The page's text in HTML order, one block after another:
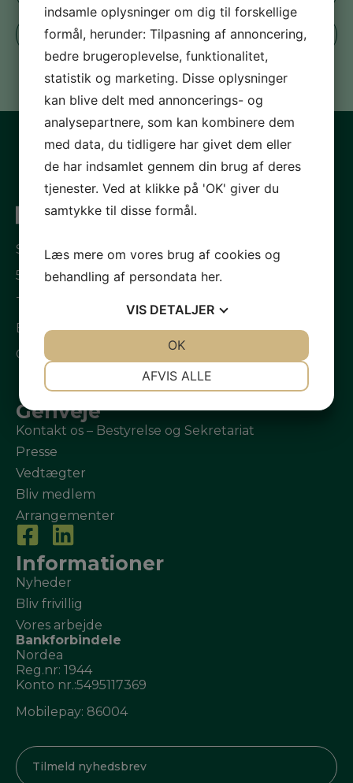
Bliv medlem
Strandbakken 15
5700 Svendborg
Tlf.
+45 21 47 55 44
E-mail.sek@hospice.dk
CVR.Nr. 28829477
Genveje
Kontakt os – Bestyrelse og Sekretariat
Presse
Vedtægter
Bliv medlem
Arrangementer
Informationer
Nyheder
Bliv frivillig
Vores arbejde
Bankforbindele
Nordea
Reg.nr: 1944
Konto nr.:5495117369
Mobilepay: 86004
Tilmeld nyhedsbrev
indsamle oplysninger om dig til forskellige
formål, herunder: Tilpasning af annoncering,
bedre brugeroplevelse, funktionalitet,
statistik og marketing. Disse oplysninger
kan blive delt med annoncerings- og
analysepartnere, som kan kombinere dem
med data, du tidligere har givet dem eller
de har indsamlet gennem din brug af deres
tjenester. Ved at klikke på 'OK' giver du
samtykke til disse formål.
Læs mere om vores brug af cookies og
behandling af persondata her.
VIS DETALJER
MARKETING STATISTIK
AFVIS ALLE
OK